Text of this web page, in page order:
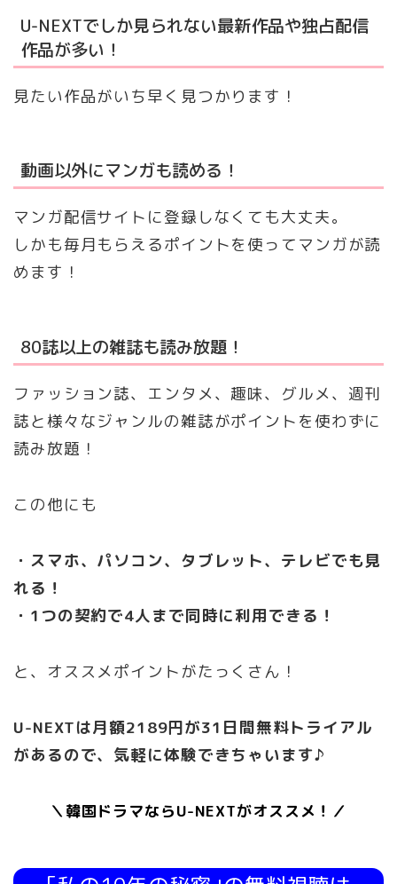
U-NEXTでしか見られない最新作品や独占配信
作品が多い！
見たい作品がいち早く見つかります！
動画以外にマンガも読める！
マンガ配信サイトに登録しなくても大丈夫。
しかも毎月もらえるポイントを使ってマンガが読
めます！
80誌以上の雑誌も読み放題！
ファッション誌、エンタメ、趣味、グルメ、週刊
誌と様々なジャンルの雑誌がポイントを使わずに
読み放題！
この他にも
・スマホ、パソコン、タブレット、テレビでも見
れる！
・1つの契約で4人まで同時に利用できる！
と、オススメポイントがたっくさん！
U-NEXTは月額2189円が31日間無料トライアル
があるので、気軽に体験できちゃいます♪
＼韓国ドラマならU-NEXTがオススメ！／